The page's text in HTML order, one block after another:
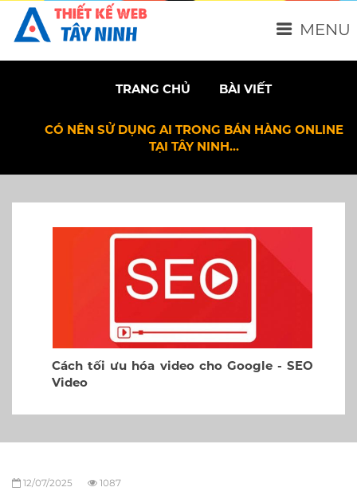
TRANG CHỦ BÀI VIẾT
CÓ NÊN SỬ DỤNG AI TRONG BÁN HÀNG ONLINE
TẠI TÂY NINH…
Cách tối ưu hóa video cho Google - SEO
Video
12/07/2025 1087
MENU